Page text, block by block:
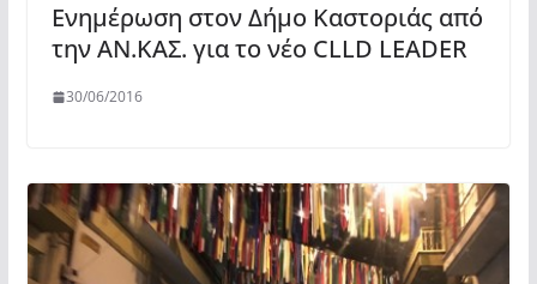
Ενημέρωση στον Δήμο Καστοριάς από
την ΑΝ.ΚΑΣ. για το νέο CLLD LEADER
30/06/2016